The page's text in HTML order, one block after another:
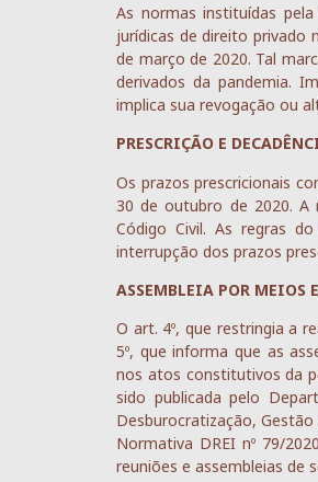
As normas instituídas
jurídicas de direito privado
de março de 2020. Tal
derivados da pandemia.
implica sua revogação ou
PRESCRIÇÃO E
Os prazos prescricionais
30 de outubro de 2020. A
Código Civil. As regras
interrupção dos prazos
ASSEMBLEIA POR MEIOS
O art. 4º, que restringia a
5º, que informa que as
nos atos constitutivos da
sido publicada pelo
Desburocratização,
Normativa DREI nº 79/
reuniões e assembleias de